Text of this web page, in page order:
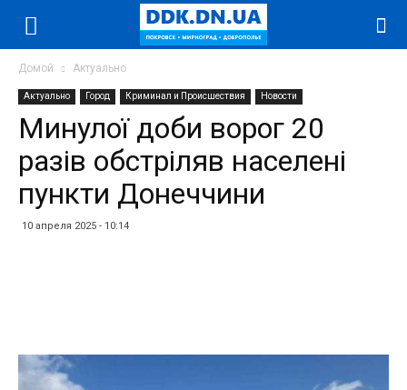
Домой Актуально
Актуально Город Криминал и Происшествия Новости
Минулої доби ворог 20
разів обстріляв населені
пункти Донеччини
10 апреля 2025 - 10:14